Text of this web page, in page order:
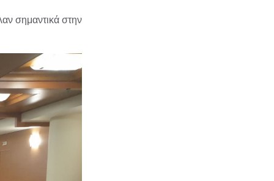
σημαντικά στην